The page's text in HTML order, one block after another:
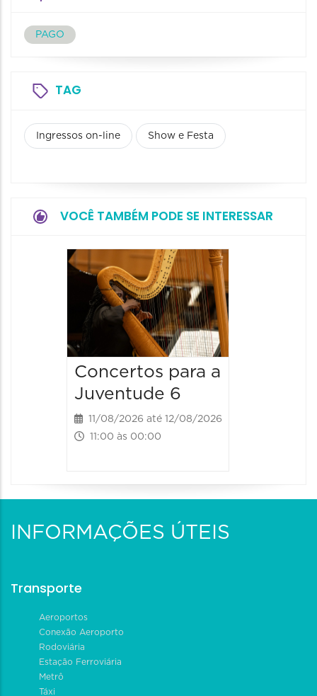
PAGO
TAG
Ingressos on-line Show e Festa
VOCÊ TAMBÉM PODE SE INTERESSAR
Concertos para a
Juventude 6
11/08/2026 até 12/08/2026
11:00 às 00:00
INFORMAÇÕES ÚTEIS
Transporte
Aeroportos
Conexão Aeroporto
Rodoviária
Estação Ferroviária
Metrô
Táxi